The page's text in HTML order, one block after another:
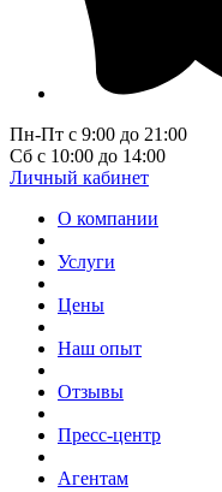
Пн-Пт с 9:00 до 21:00
Сб с 10:00 до 14:00
Личный кабинет
О компании
Услуги
Цены
Наш опыт
Отзывы
Пресс-центр
Агентам